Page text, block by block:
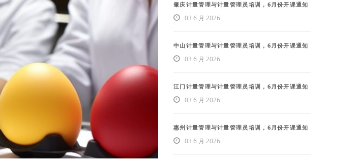
肇庆计量管理与计量管理员培训，6月份开课通知
03 6 月 2026
中山计量管理与计量管理员培训，6月份开课通知
03 6 月 2026
江门计量管理与计量管理员培训，6月份开课通知
03 6 月 2026
惠州计量管理与计量管理员培训，6月份开课通知
03 6 月 2026